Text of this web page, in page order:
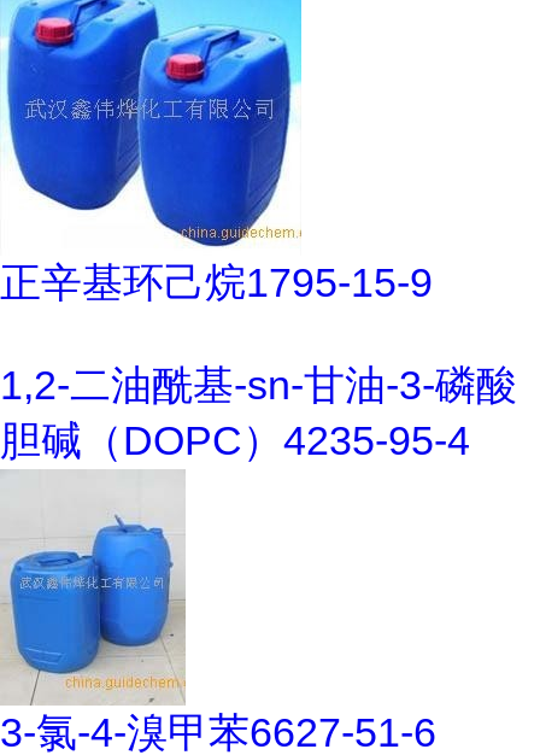
正辛基环己烷1795-15-9
1,2-二油酰基-sn-甘油-3-磷酸
胆碱（DOPC）4235-95-4
3-氯-4-溴甲苯6627-51-6